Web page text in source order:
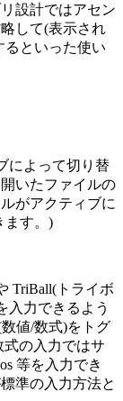
設計ではアセン
して(表示され
るといった使い
によって切り替
いたファイルの
がアクティブに
ます。)
TriBall(トライボ
入力できるよう
値/数式)をトグ
の入力ではサ
等を入力でき
準の入力方法と